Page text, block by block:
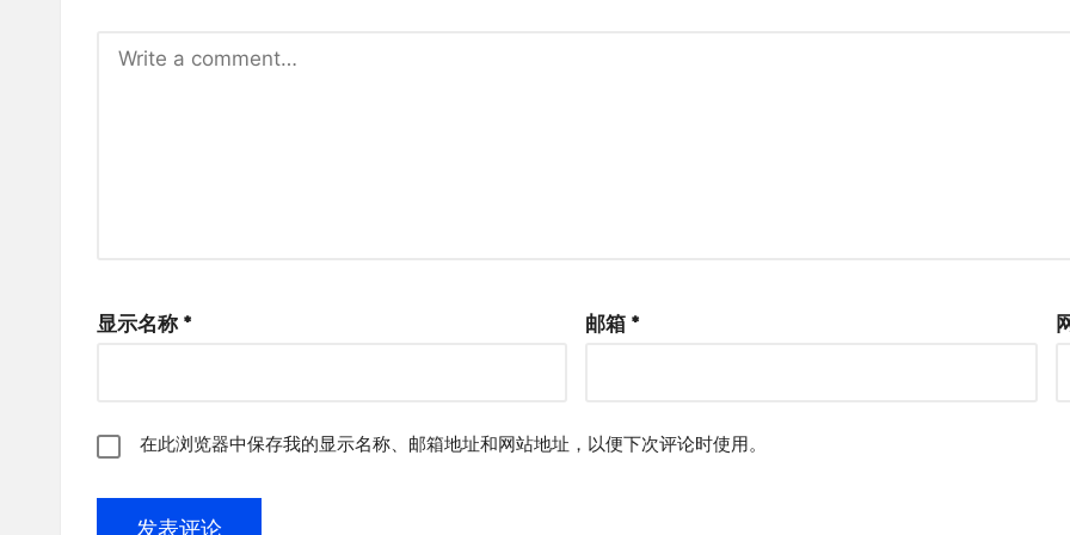
显示名称 * 邮箱 *
在此浏览器中保存我的显示名称、邮箱地址和网站地址，以便下次评论时使用。